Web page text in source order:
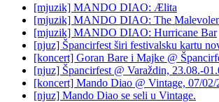
[mjuzik] MANDO DIAO: Ælita
[mjuzik] MANDO DIAO: The
[mjuzik] MANDO DIAO: Hurricane Bar
[njuz] Špancirfest širi festivalsku kartu
[koncert] Goran Bare i Majke @
[njuz] Špancirfest @ Varaždin, 23.08.-
[koncert] Mando Diao @ Vintage, 07/02/
[njuz] Mando Diao se seli u Vintage.